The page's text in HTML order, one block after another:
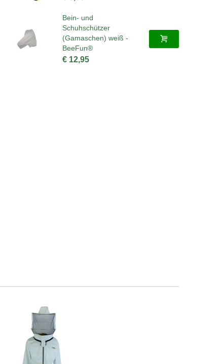
Bein- und
Schuhschützer
(Gamaschen) weiß -
BeeFun®
€ 12,95